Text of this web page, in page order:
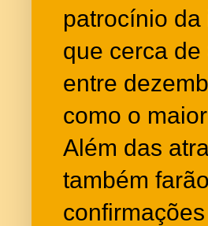
patrocínio da
que cerca
entre
como o
Além das
também